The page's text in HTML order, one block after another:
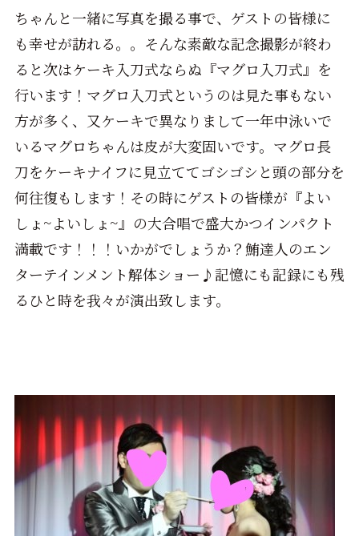
ちゃんと一緒に写真を撮る事で、ゲストの皆様に
も幸せが訪れる。。そんな素敵な記念撮影が終わ
ると次はケーキ入刀式ならぬ『マグロ入刀式』を
行います！マグロ入刀式というのは見た事もない
方が多く、又ケーキで異なりまして一年中泳いで
いるマグロちゃんは皮が大変固いです。マグロ長
刀をケーキナイフに見立ててゴシゴシと頭の部分を
何往復もします！その時にゲストの皆様が『よい
しょ~よいしょ~』の大合唱で盛大かつインパクト
満載です！！！いかがでしょうか？鮪達人のエン
ターテインメント解体ショー♪記憶にも記録にも残
るひと時を我々が演出致します。